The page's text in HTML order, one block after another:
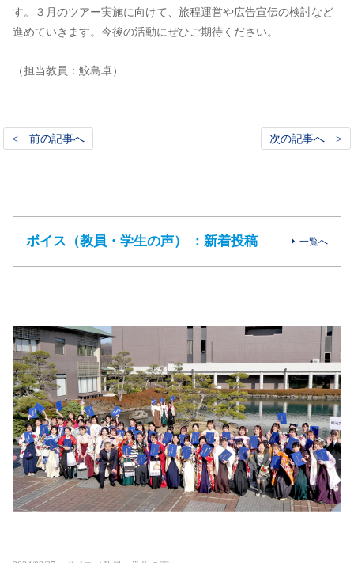
す。３月のツアー実施に向けて、旅程運営や広告宣伝の検討など
進めていきます。今後の活動にぜひご期待ください。
（担当教員：鮫島卓）
< 前の記事へ 次の記事へ >
ボイス（教員・学生の声） ：新着投稿 一覧へ